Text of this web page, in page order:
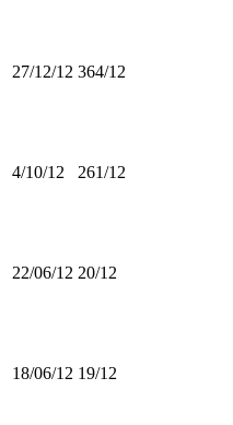
27/12/12 364/12
4/10/12 261/12
22/06/12 20/12
18/06/12 19/12